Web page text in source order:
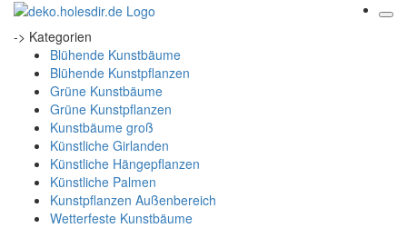
-> Kategorien
Blühende Kunstbäume
Blühende Kunstpflanzen
Grüne Kunstbäume
Grüne Kunstpflanzen
Kunstbäume groß
Künstliche Girlanden
Künstliche Hängepflanzen
Künstliche Palmen
Kunstpflanzen Außenbereich
Wetterfeste Kunstbäume